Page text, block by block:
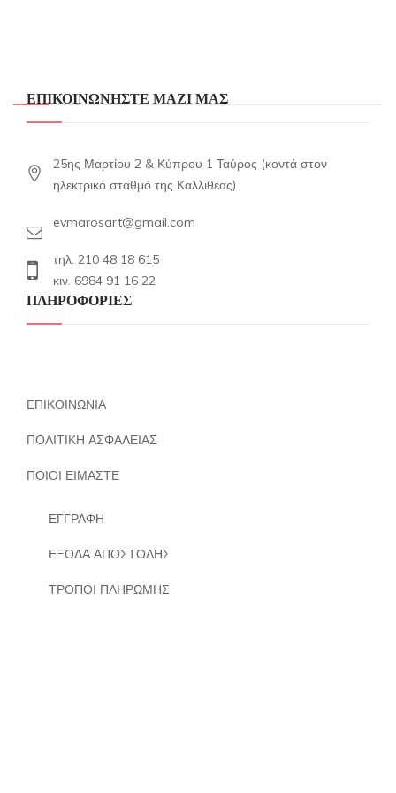
ΕΠΙΚΟΙΝΩΝΗΣΤΕ ΜΑΖΙ ΜΑΣ
25ης Μαρτίου 2 & Κύπρου 1 Ταύρος (κοντά στον
ηλεκτρικό σταθμό της Καλλιθέας)
evmarosart@gmail.com
τηλ. 210 48 18 615
κιν. 6984 91 16 22
ΠΛΗΡΟΦΟΡΙΕΣ
ΕΠΙΚΟΙΝΩΝΙΑ
ΠΟΛΙΤΙΚΗ ΑΣΦΑΛΕΙΑΣ
ΠΟΙΟΙ ΕΙΜΑΣΤΕ
ΕΓΓΡΑΦΗ
ΕΞΟΔΑ ΑΠΟΣΤΟΛΗΣ
ΤΡΟΠΟΙ ΠΛΗΡΩΜΗΣ